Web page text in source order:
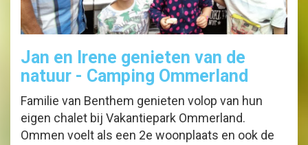
Jan en Irene genieten van de
natuur - Camping Ommerland
Familie van Benthem genieten volop van hun
eigen chalet bij Vakantiepark Ommerland.
Ommen voelt als een 2e woonplaats en ook de